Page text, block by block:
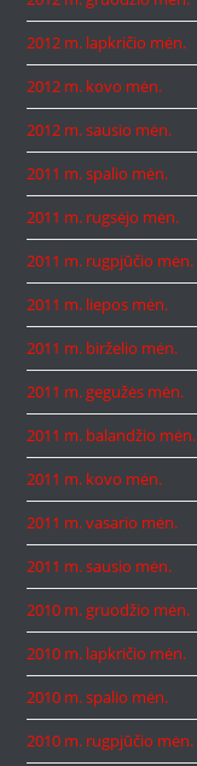
2012 m. lapkričio mėn.
2012 m. kovo mėn.
2012 m. sausio mėn.
2011 m. spalio mėn.
2011 m. rugsėjo mėn.
2011 m. rugpjūčio mėn.
2011 m. liepos mėn.
2011 m. birželio mėn.
2011 m. gegužės mėn.
2011 m. balandžio mėn.
2011 m. kovo mėn.
2011 m. vasario mėn.
2011 m. sausio mėn.
2010 m. gruodžio mėn.
2010 m. lapkričio mėn.
2010 m. spalio mėn.
2010 m. rugpjūčio mėn.